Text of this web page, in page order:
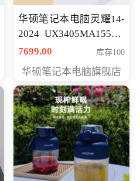
华硕笔记本电脑灵耀14-
2024 UX3405MA155夜
空蓝 oled 智慧轻薄本 会
7699.00 库存100
华硕笔记本电脑旗舰店